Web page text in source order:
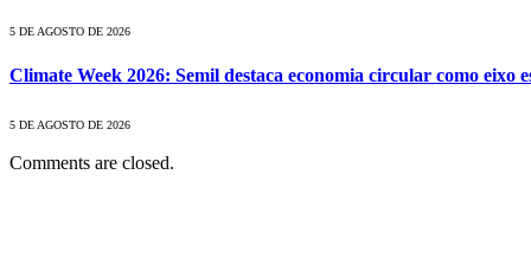
5 DE AGOSTO DE 2026
Climate Week 2026: Semil destaca economia circular como eixo
5 DE AGOSTO DE 2026
Comments are closed.